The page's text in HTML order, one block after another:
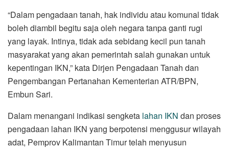
“Dalam pengadaan tanah, hak individu atau komunal tidak
boleh diambil begitu saja oleh negara tanpa ganti rugi
yang layak. Intinya, tidak ada sebidang kecil pun tanah
masyarakat yang akan pemerintah salah gunakan untuk
kepentingan IKN,” kata Dirjen Pengadaan Tanah dan
Pengembangan Pertanahan Kementerian ATR/BPN,
Embun Sari.
Dalam menangani indikasi sengketa lahan IKN dan proses
pengadaan lahan IKN yang berpotensi menggusur wilayah
adat, Pemprov Kalimantan Timur telah menyusun